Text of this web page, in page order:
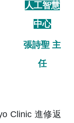
人工智慧
中心
張詩聖 主
任
Clinic 進修返